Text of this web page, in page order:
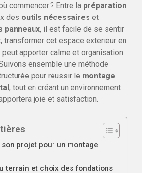
commencer ? Entre la préparation
des outils nécessaires et
panneaux, il est facile de se sentir
transformer cet espace extérieur en
apporter calme et organisation
ensemble une méthode
pour réussir le montage
, tout en créant un environnement
joie et satisfaction.
projet pour un montage
terrain et choix des fondations